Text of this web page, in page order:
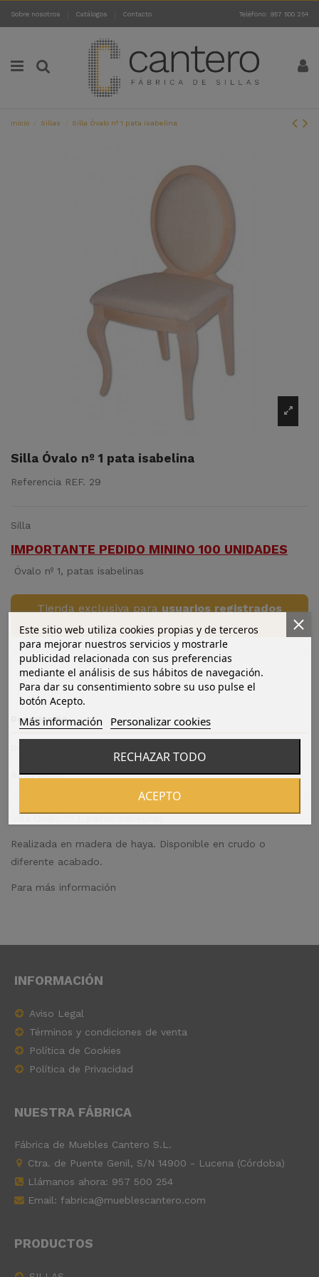
Sobre nosotros Catálogos Contacto Teléfono: 957 500 254
Inicio Sillas Silla Óvalo nº 1 pata isabelina
Silla Óvalo nº 1 pata isabelina
Referencia REF. 29
Silla
IMPORTANTE PEDIDO MININO 100 UNIDADES
Óvalo nº 1, patas isabelinas
Tienda exclusiva para usuarios registrados
Descripción
Reviews(0)
Silla Óvalo nº 1, patas isabelinas
Realizada en madera de haya. Disponible en crudo o
diferente acabado.
Para más información
INFORMACIÓN
Aviso Legal
Términos y condiciones de venta
Política de Cookies
Política de Privacidad
NUESTRA FÁBRICA
Fábrica de Muebles Cantero S.L.
Ctra. de Puente Genil, S/N 14900 - Lucena (Córdoba)
Llámanos ahora: 957 500 254
Email: fabrica@mueblescantero.com
PRODUCTOS
Este sitio web utiliza cookies propias y de terceros
para mejorar nuestros servicios y mostrarle
publicidad relacionada con sus preferencias
mediante el análisis de sus hábitos de navegación.
Para dar su consentimiento sobre su uso pulse el
botón Acepto.
Más información Personalizar cookies
RECHAZAR TODO
ACEPTO